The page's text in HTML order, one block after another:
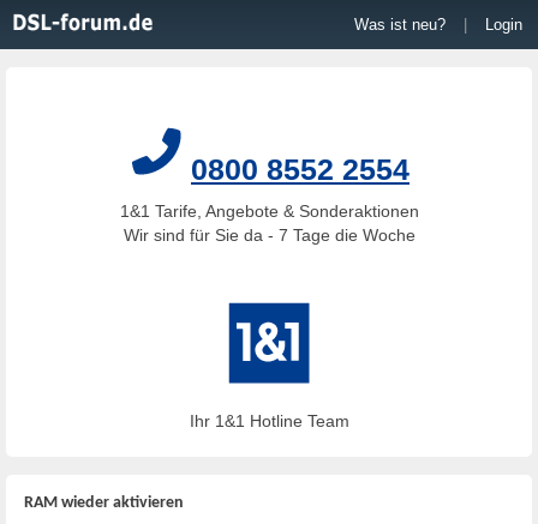
Was ist neu? Login
0800 8552 2554
1&1 Tarife, Angebote & Sonderaktionen
Wir sind für Sie da - 7 Tage die Woche
Ihr 1&1 Hotline Team
RAM wieder aktivieren